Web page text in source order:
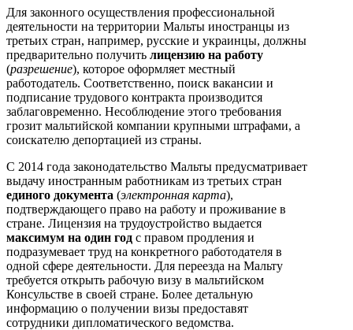
Для законного осуществления профессиональной
деятельности на территории Мальты иностранцы из
третьих стран, например, русские и украинцы, должны
предварительно получить лицензию на работу
(разрешение), которое оформляет местный
работодатель. Соответственно, поиск вакансии и
подписание трудового контракта производится
заблаговременно. Несоблюдение этого требования
грозит мальтийской компании крупными штрафами, а
соискателю депортацией из страны.
С 2014 года законодательство Мальты предусматривает
выдачу иностранным работникам из третьих стран
единого документа (электронная карта),
подтверждающего право на работу и проживание в
стране. Лицензия на трудоустройство выдается
максимум на один год с правом продления и
подразумевает труд на конкретного работодателя в
одной сфере деятельности. Для переезда на Мальту
требуется открыть рабочую визу в мальтийском
Консульстве в своей стране. Более детальную
информацию о получении визы предоставят
сотрудники дипломатического ведомства.